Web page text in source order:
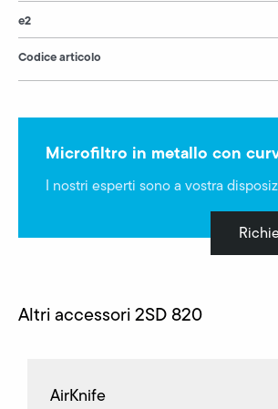
e2
Codice articolo
Microfiltro in metallo con
I nostri esperti sono a vostra
Altri accessori 2SD 820
AirKnife